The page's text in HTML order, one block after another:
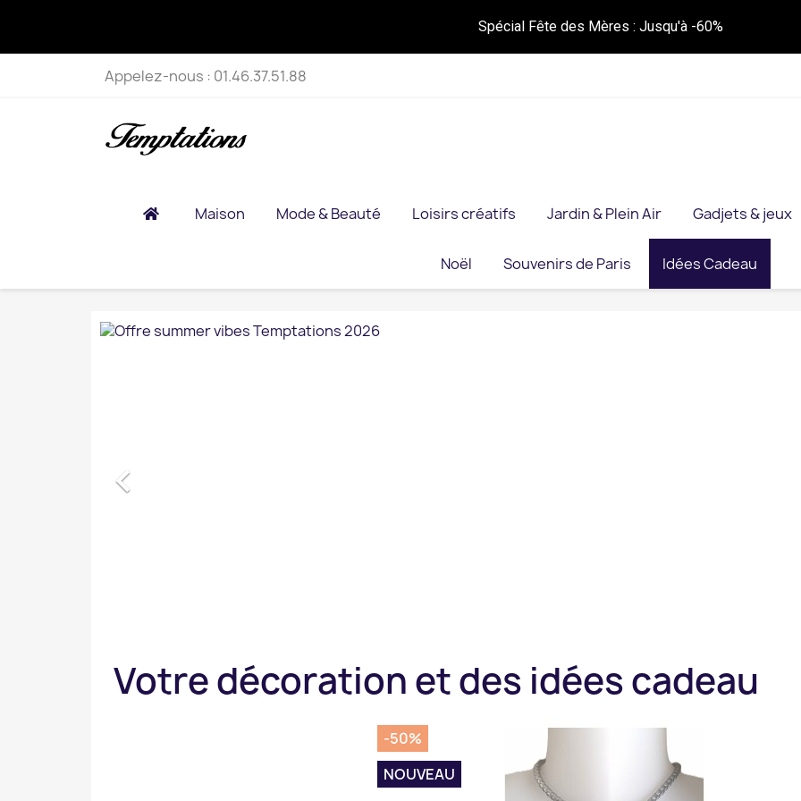
Spécial Fête des Mères : Jusqu'à -60%
Appelez-nous : 01.46.37.51.88
Maison Mode & Beauté Loisirs créatifs Jardin & Plein Air Gadjets & jeux
Noël Souvenirs de Paris Idées Cadeau

Votre décoration et des idées cadeau
-50%
NOUVEAU